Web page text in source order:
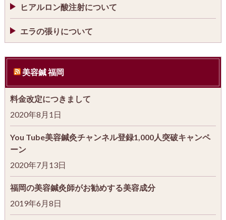
ヒアルロン酸注射について
エラの張りについて
美容鍼 福岡
料金改定につきまして
2020年8月1日
You Tube美容鍼灸チャンネル登録1,000人突破キャンペ
ーン
2020年7月13日
福岡の美容鍼灸師がお勧めする美容成分
2019年6月8日